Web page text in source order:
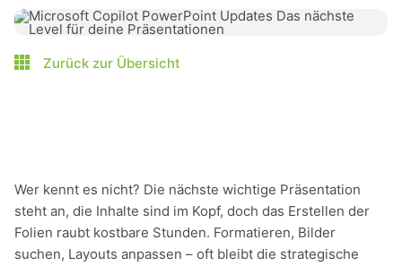
Zurück zur Übersicht
Wer kennt es nicht? Die nächste wichtige Präsentation
steht an, die Inhalte sind im Kopf, doch das Erstellen der
Folien raubt kostbare Stunden. Formatieren, Bilder
suchen, Layouts anpassen – oft bleibt die strategische